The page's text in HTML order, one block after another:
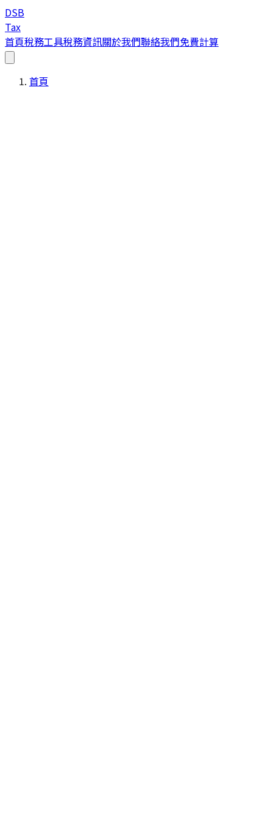
DSB
Tax
首頁稅務工具稅務資訊關於我們聯絡我們免費計算
首頁